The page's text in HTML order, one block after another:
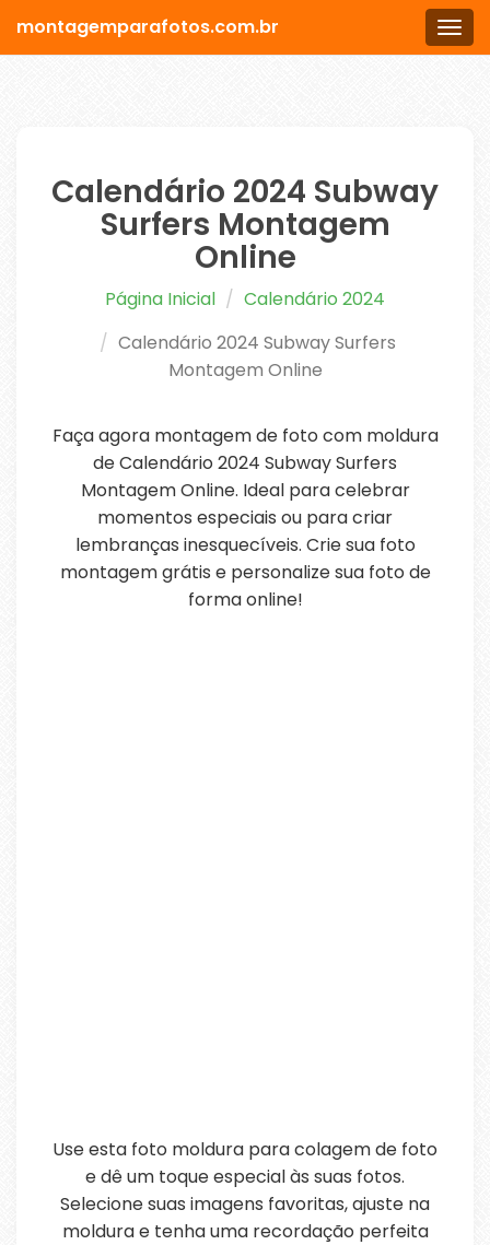
Menu
montagemparafotos.com.br
Calendário 2024 Subway
Surfers Montagem
Online
Página Inicial
Calendário 2024
Calendário 2024 Subway Surfers
Montagem Online
Faça agora montagem de foto com moldura
de Calendário 2024 Subway Surfers
Montagem Online. Ideal para celebrar
momentos especiais ou para criar
lembranças inesquecíveis. Crie sua foto
montagem grátis e personalize sua foto de
forma online!
Use esta foto moldura para colagem de foto
e dê um toque especial às suas fotos.
Selecione suas imagens favoritas, ajuste na
moldura e tenha uma recordação perfeita